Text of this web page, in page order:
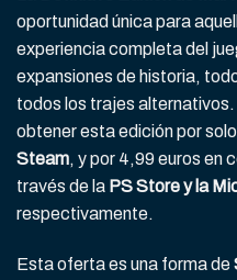
oportunidad única para
experiencia completa del
expansiones de historia,
todos los trajes
obtener esta edición por
Steam, y por 4,99 euros en
través de la PS Store y la
respectivamente.
Esta oferta es una forma de